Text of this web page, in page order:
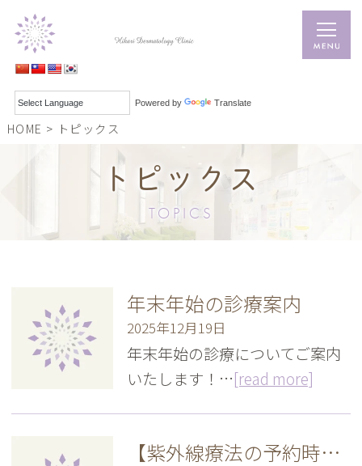
Powered by Translate
HOME > トピックス
トピックス
TOPICS
年末年始の診療案内
2025年12月19日
年末年始の診療についてご案内
いたします！…[read more]
【紫外線療法の予約時間について】